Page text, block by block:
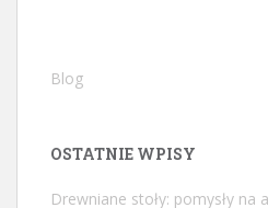
Blog
OSTATNIE WPISY
Drewniane stoły: pomysły na